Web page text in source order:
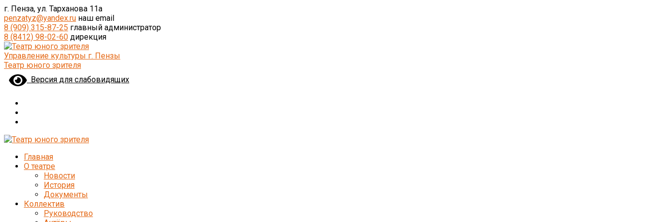
г. Пенза, ул. Тарханова 11а
penzatyz@yandex.ru наш email
8 (909) 315-87-25 главный администратор
8 (8412) 98-02-60 дирекция
Управление культуры г. Пензы
Театр юного зрителя
Версия для слабовидящих
Главная
О театре
Новости
История
Документы
Коллектив
Руководство